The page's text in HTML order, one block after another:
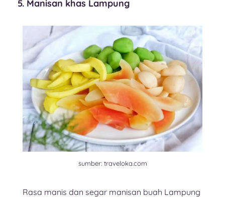
5. Manisan khas Lampung
sumber: traveloka.com
Rasa manis dan segar manisan buah Lampung